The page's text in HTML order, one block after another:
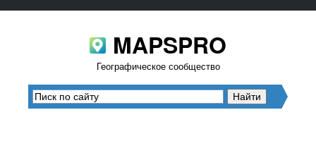
MAPSPRO
Географическое сообщество